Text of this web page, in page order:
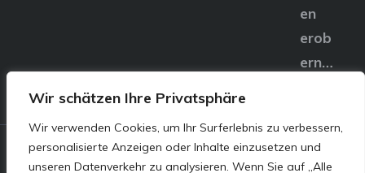
Wir schätzen Ihre Privatsphäre
Wir verwenden Cookies, um Ihr Surferlebnis zu verbessern,
personalisierte Anzeigen oder Inhalte einzusetzen und
unseren Datenverkehr zu analysieren. Wenn Sie auf „Alle
en
erob
ern…
© E&S Motors GmbH,